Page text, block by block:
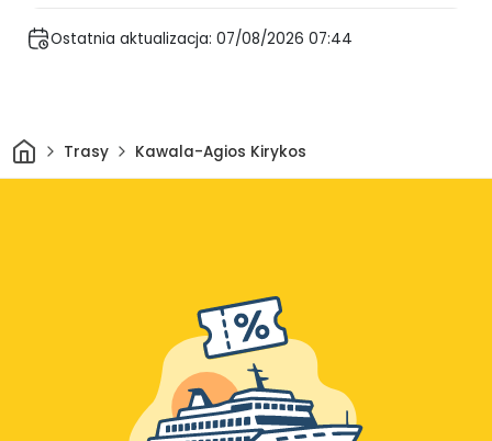
Ostatnia aktualizacja: 07/08/2026 07:44
DomTrasy Kawala-Agios Kirykos